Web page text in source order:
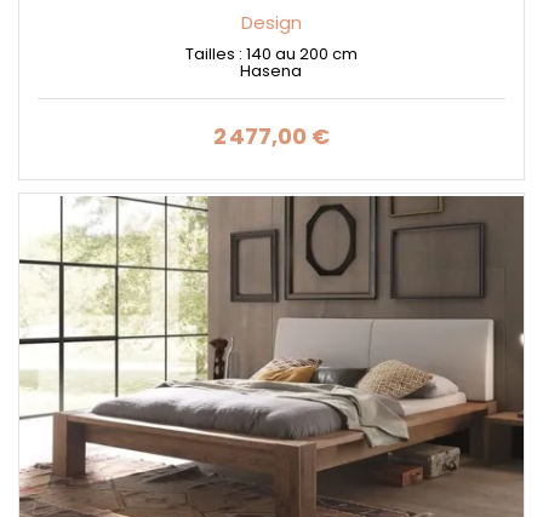
Design
Tailles : 140 au 200 cm
Hasena
Prix
2 477,00 €